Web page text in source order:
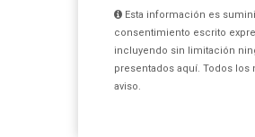
Esta información es
consentimiento escrito
incluyendo sin limitación
presentados aquí. Todos
aviso.